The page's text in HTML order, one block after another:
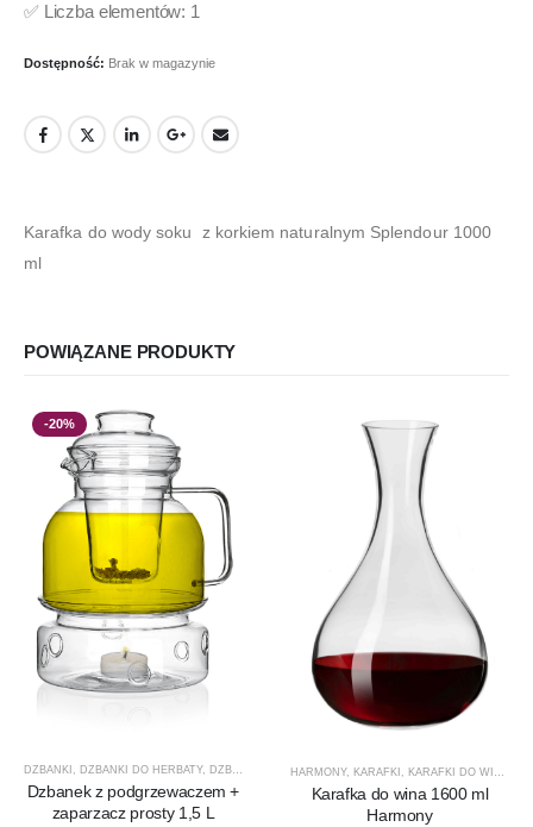
✅ Liczba elementów: 1
Dostępność: Brak w magazynie
Karafka do wody soku z korkiem naturalnym Splendour 1000
ml
POWIĄZANE PRODUKTY
-20%
DZBANKI , DZBANKI DO HERBATY, DZBANKI DO KAWY ,PRODUCENCI , PRODUKTY,PROMOCJE
Dzbanek z podgrzewaczem +
zaparzacz prosty 1,5 L
HARMONY, KARAFKI , KARAFKI DO WINA
Karafka do wina 1600 ml
Harmony